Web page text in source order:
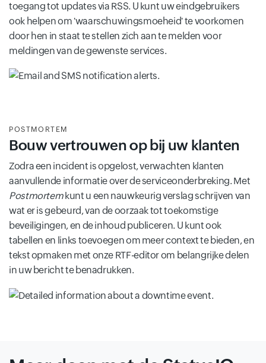
toegang tot updates via RSS. U kunt uw eindgebruikers
ook helpen om 'waarschuwingsmoeheid' te voorkomen
door hen in staat te stellen zich aan te melden voor
meldingen van de gewenste services.
POSTMORTEM
Bouw vertrouwen op bij uw klanten
Zodra een incident is opgelost, verwachten klanten
aanvullende informatie over de serviceonderbreking. Met
Postmortemkunt u een nauwkeurig verslag schrijven van
wat er is gebeurd, van de oorzaak tot toekomstige
beveiligingen, en de inhoud publiceren. U kunt ook
tabellen en links toevoegen om meer context te bieden, en
tekst opmaken met onze RTF-editor om belangrijke delen
in uw bericht te benadrukken.